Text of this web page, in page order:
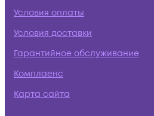
Условия оплаты
Условия доставки
Гарантийное обслуживание
Комплаенс
Карта сайта